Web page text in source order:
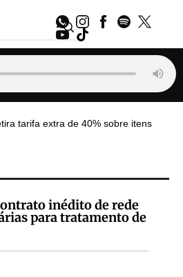
tarifa extra de 40% sobre itens
inédito de rede
para tratamento de